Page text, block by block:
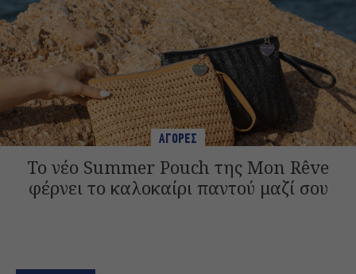
ΑΓΟΡΕΣ
Το νέο Summer Pouch της Mon Rêve
φέρνει το καλοκαίρι παντού μαζί σου